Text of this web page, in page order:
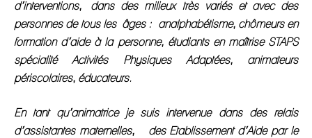
d’interventions, dans des milieux très variés et avec des
personnes de tous les âges : analphabétisme, chômeurs en
formation d’aide à la personne, étudiants en maîtrise STAPS
spécialité Activités Physiques Adaptées, animateurs
périscolaires, éducateurs.
En tant qu’animatrice je suis intervenue dans des relais
d’assistantes maternelles, des Etablissement d’Aide par le